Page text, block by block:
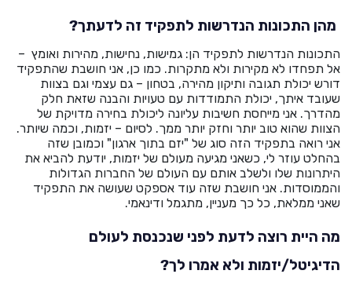
מהן התכונות הנדרשות לתפקיד זה לדעתך?
התכונות הנדרשות לתפקיד הן: גמישות, נחישות, מהירות ואומץ –
אל תפחדו לא מקירות ולא מתקרות. כמו כן, אני חושבת שהתפקיד
דורש יכולת תגובה ותיקון מהירה, בטחון – גם עצמי וגם בצוות
שעובד איתך, יכולת התמודדות עם טעויות והבנה שזאת חלק
מהדרך. אני מייחסת חשיבות עליונה ליכולת בחירה מדויקת של
הצוות שהוא טוב יותר וחזק יותר ממך. לסיום – יזמות, וכמה שיותר.
אני רואה בתפקיד הזה סוג של "יזם בתוך ארגון" וכמובן שזה
בהחלט עוזר לי, כשאני מגיעה מעולם של יזמות, יודעת להביא את
היתרונות שלו ולשלב אותם עם העולם של החברות הגדולות
והממוסדות. אני חושבת שזה עוד אספקט שעושה את התפקיד
שאני ממלאת, כל כך מעניין, מתגמל ודינאמי.
מה היית רוצה לדעת לפני שנכנסת לעולם
הדיגיטל/יזמות ולא אמרו לך?